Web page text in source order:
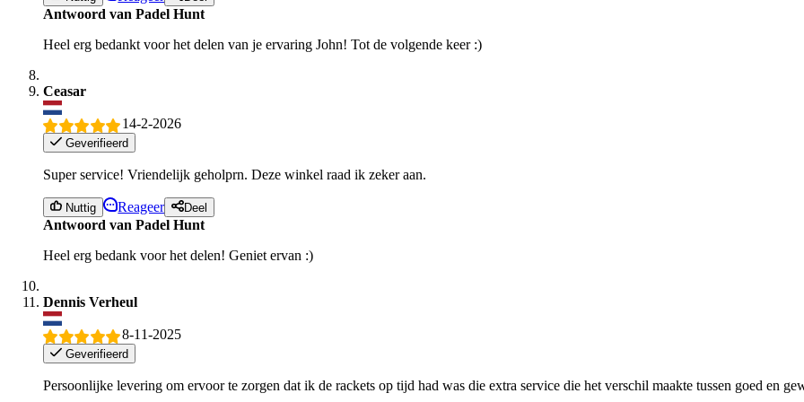
Antwoord van Padel Hunt
Heel erg bedankt voor het delen van je ervaring John! Tot de volgende keer :)
Ceasar
14-2-2026
Geverifieerd
Super service! Vriendelijk geholprn. Deze winkel raad ik zeker aan.
Nuttig Reageer Deel
Antwoord van Padel Hunt
Heel erg bedank voor het delen! Geniet ervan :)
Dennis Verheul
8-11-2025
Geverifieerd
Persoonlijke levering om ervoor te zorgen dat ik de rackets op tijd had was die extra service die het verschil maakte tussen goed en